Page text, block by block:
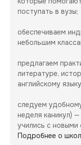
поступать в вузы;
обеспечиваем
небольшим
предлагаем
литературе,
английскому
следуем
неделя каникул)
учились с новыми
Подробнее о